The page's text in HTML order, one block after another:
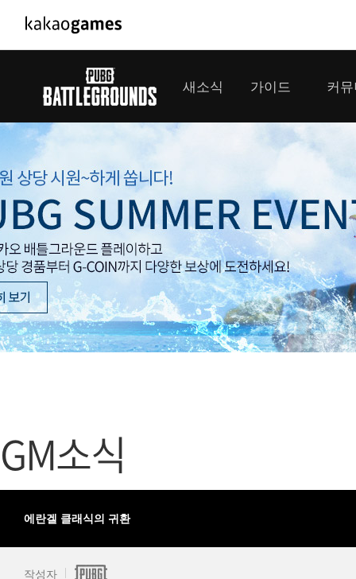
PC/모바일게임
도깨비의세계
아키에이지 워
아레스 : 라이즈 오브 가디언즈
배틀그라
패스 오브
패스 오브
모바일게임
우마무스메 프리티 더비
SMiniz
프렌즈팝콘
프렌즈타운
서비스
내정보
보안센터
새소식
이벤트
업데이트
대회소식
가이드 커
플레이
클랜
모집
GM소식
에란겔 클래식의 귀환
작성자